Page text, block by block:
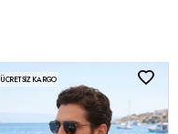
ÜCRETSIZ KARGO